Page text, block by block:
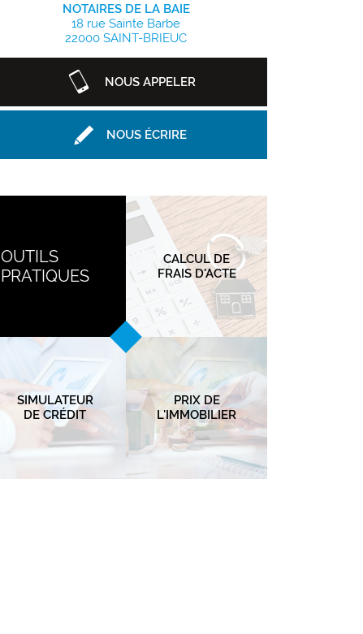
NOTAIRES DE LA BAIE
18 rue Sainte Barbe
22000 SAINT-BRIEUC
NOUS APPELER
NOUS ÉCRIRE
OUTILS
PRATIQUES
CALCUL DE
FRAIS D'ACTE
SIMULATEUR
DE CRÉDIT
PRIX DE
L'IMMOBILIER